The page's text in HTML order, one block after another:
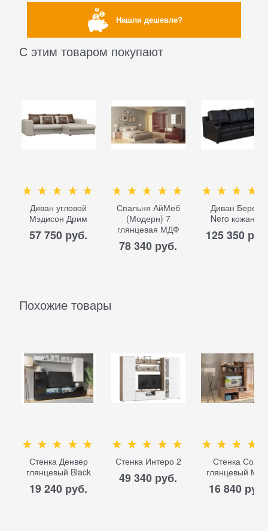
Нашли дешевле?
С этим товаром покупают
Диван угловой
Мэдисон Дрим
57 750 руб.
Спальня АйМеб
(Модерн) 7
глянцевая МДФ
78 340 руб.
Диван Берета
Nero кожаный
125 350
Похожие товары
Стенка Денвер
глянцевый Black
19 240 руб.
Стенка Интеро 2
49 340 руб.
Стенка Соло
глянцевый
16 840 руб.